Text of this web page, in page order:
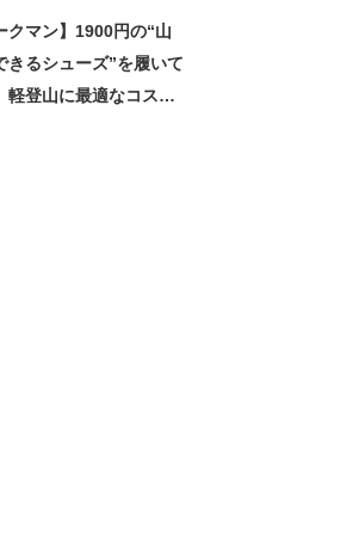
クマン】1900円の“山
きるシューズ”を履いて
登山に最適なコスパ